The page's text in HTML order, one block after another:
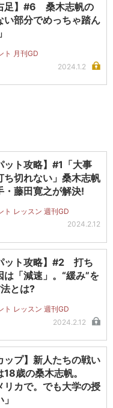
足】#6 桑木志帆の
い部分でめっちゃ踏ん
ト 月刊GD
2024.1.2
ット攻略】#1「大事
ち切れない」桑木志帆
・藤田寛之が解決!
ト レッスン 週刊GD
2024.2.12
ット攻略】#2 打ち
「減速」。“緩み”を
とは?
ト レッスン 週刊GD
2024.2.12
ップ】新人たちの戦い
歳の桑木志帆。
リカで。でも大学の授